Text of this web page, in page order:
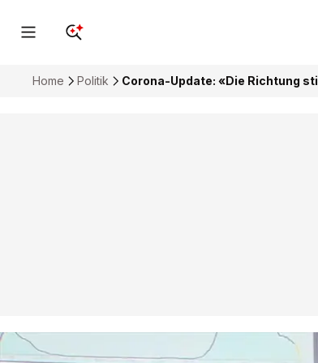
Home Politik Corona-Update: «Die Richtung